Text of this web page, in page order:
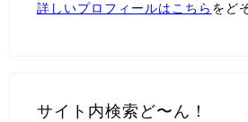
詳しいプロフィールはこちら をど
サイト内検索ど〜ん！